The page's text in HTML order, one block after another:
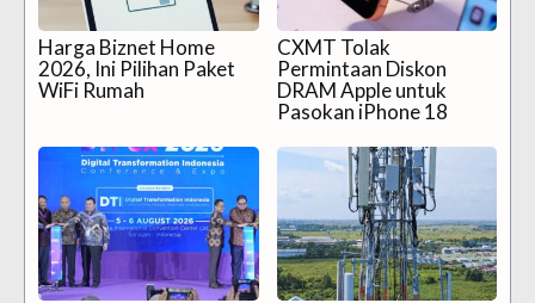
Harga Biznet Home
2026, Ini Pilihan Paket
WiFi Rumah
CXMT Tolak
Permintaan Diskon
DRAM Apple untuk
Pasokan iPhone 18